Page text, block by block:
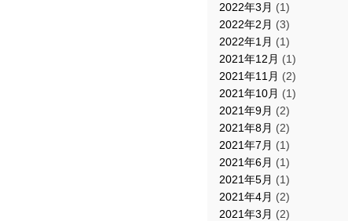
2022年3月 (1)
2022年2月 (3)
2022年1月 (1)
2021年12月 (1)
2021年11月 (2)
2021年10月 (1)
2021年9月 (2)
2021年8月 (2)
2021年7月 (1)
2021年6月 (1)
2021年5月 (1)
2021年4月 (2)
2021年3月 (2)